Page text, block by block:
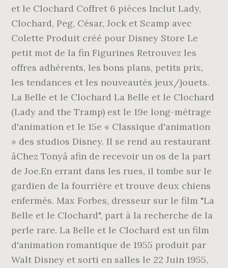
et le Clochard Coffret 6 pièces Inclut Lady,
Clochard, Peg, César, Jock et Scamp avec
Colette Produit créé pour Disney Store Le
petit mot de la fin Figurines Retrouvez les
offres adhérents, les bons plans, petits prix,
les tendances et les nouveautés jeux/jouets.
La Belle et le Clochard La Belle et le Clochard
(Lady and the Tramp) est le 19e long-métrage
d'animation et le 15e « Classique d'animation
» des studios Disney. Il se rend au restaurant
âChez Tonyâ afin de recevoir un os de la part
de Joe.En errant dans les rues, il tombe sur le
gardien de la fourrière et trouve deux chiens
enfermés. Max Forbes, dresseur sur le film "La
Belle et le Clochard", part à la recherche de la
perle rare. La Belle et le Clochard est un film
d'animation romantique de 1955 produit par
Walt Disney et sorti en salles le 22 Juin 1955,